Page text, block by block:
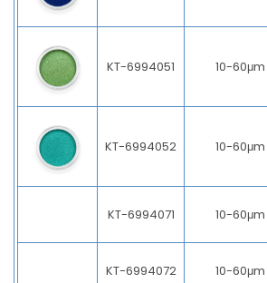
KT-6994051 10-60μm
KT-6994052 10-60μm
10-60μm